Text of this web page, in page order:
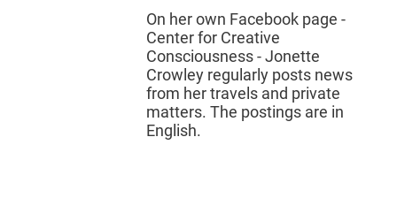
On her own Facebook page -
Center for Creative
Consciousness - Jonette
Crowley regularly posts news
from her travels and private
matters. The postings are in
English.